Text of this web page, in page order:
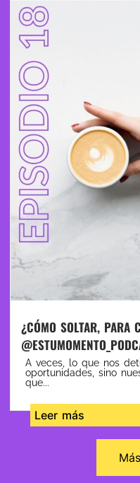
¿CÓMO SOLTAR, PARA
A veces, lo que nos
oportunidades, sino
que...
Leer más